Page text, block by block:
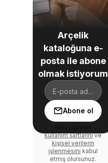
Arçelik
kataloğuna e-
posta ile abone
olmak istiyorum
Abone ol
kullanım şartlarınıve
kişisel verilerin
işlenmesini kabul
etmiş olursunuz.